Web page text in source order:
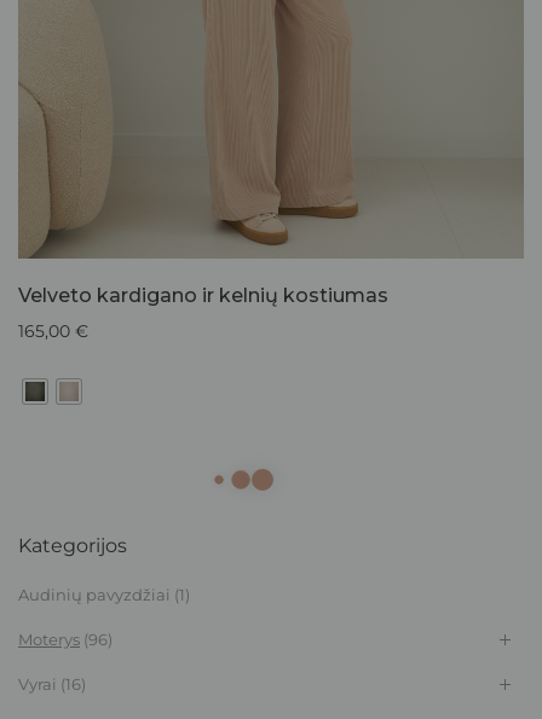
Velveto kardigano ir kelnių kostiumas
165,00 €